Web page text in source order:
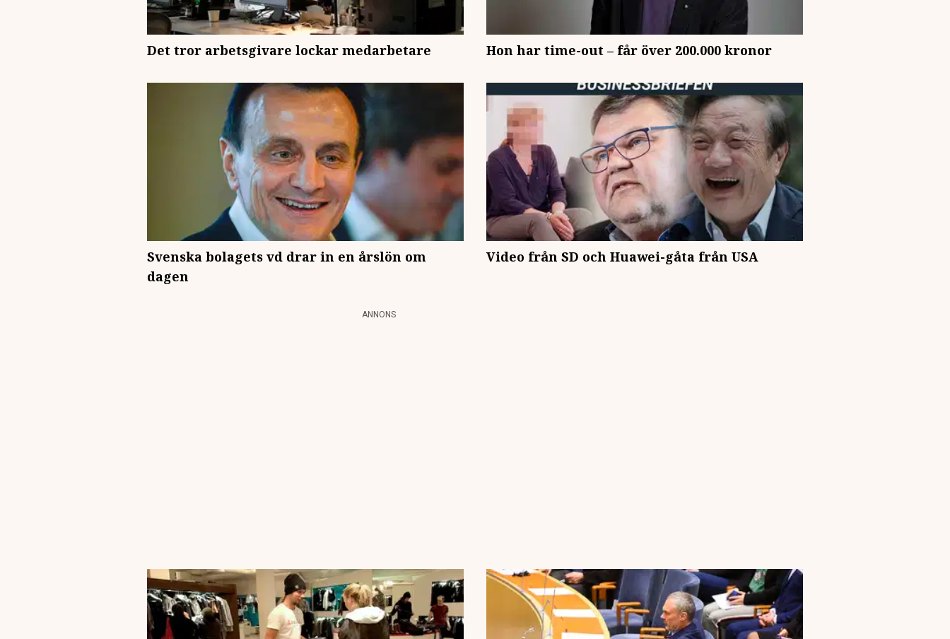
Det tror arbetsgivare lockar medarbetare Hon har time-out – får över 200.000 kronor
Svenska bolagets vd drar in en årslön om
dagen
Video från SD och Huawei-gåta från USA
ANNONS